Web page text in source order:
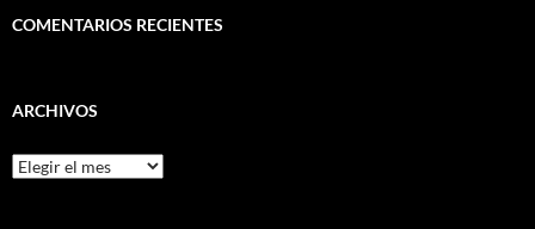
COMENTARIOS RECIENTES
ARCHIVOS
Archivos